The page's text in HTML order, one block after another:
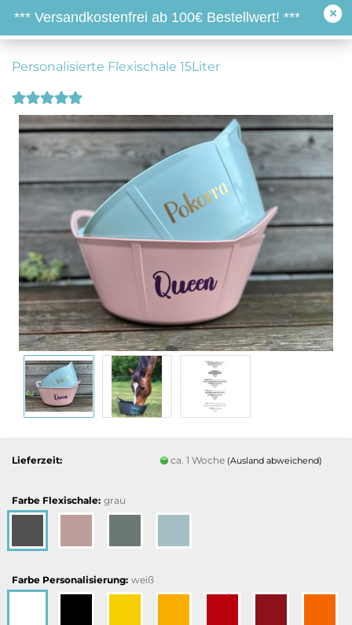
*** Versandkostenfrei ab 100€ Bestellwert! ***
Personalisierte Flexischale 15Liter
Lieferzeit: ca. 1 Woche (Ausland abweichend)
Farbe Flexischale: grau
Farbe Personalisierung: weiß